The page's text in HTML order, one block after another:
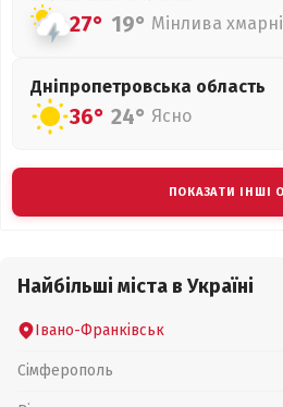
27° 19° Мінлива
Дніпропетровська область
36° 24° Ясно
ПОКАЗАТИ ІНШІ
Найбільші міста в Україні
Івано-Франківськ
Сімферополь